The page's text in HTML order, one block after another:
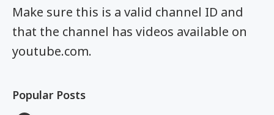
Make sure this is a valid channel ID and
that the channel has videos available on
youtube.com.
Popular Posts